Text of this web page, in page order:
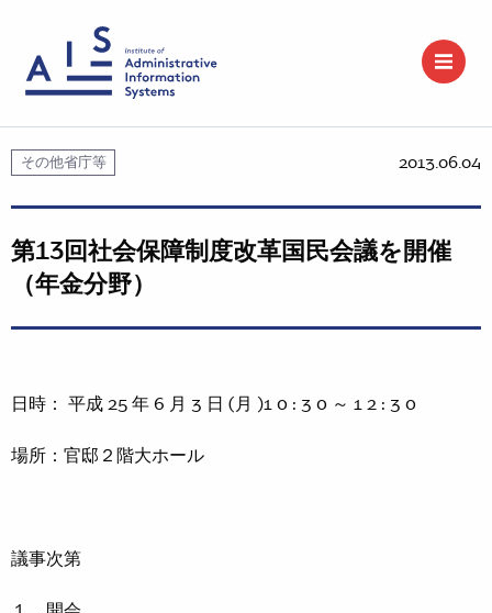
その他省庁等 2013.06.04
第13回社会保障制度改革国民会議を開催
（年金分野）
日時： 平成 25 年 6 月 3 日 (月 )1 0 : 3 0 ～ 1 2 : 3 0
場所：官邸２階大ホール
議事次第